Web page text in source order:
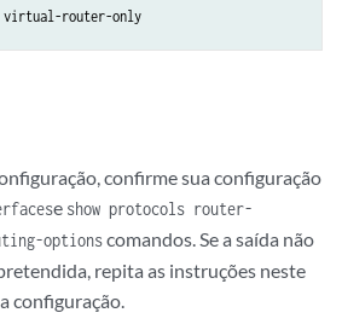
confirme sua configuração
e show protocols router-
optionscomandos. Se a saída não
repita as instruções neste
configuração.